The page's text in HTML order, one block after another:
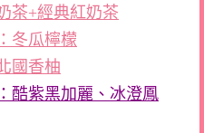
茶+經典紅奶茶
冬瓜檸檬
國香柚
酷紫黑加麗、冰澄鳳